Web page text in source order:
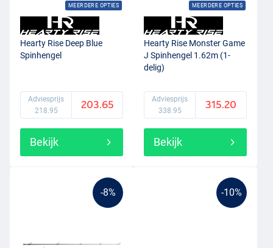
MEERDERE OPTIES
Hearty Rise Deep Blue
Spinhengel
Adviesprijs
218.95
203.65
Bekijk
MEERDERE OPTIES
Hearty Rise Monster Game
J Spinhengel 1.62m (1-
delig)
Adviesprijs
338.95
315.20
Bekijk
-8% -10%